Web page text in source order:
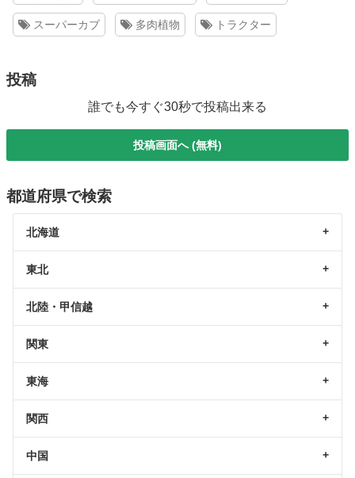
スーパーカブ 多肉植物 トラクター
投稿
誰でも今すぐ30秒で投稿出来る
投稿画面へ (無料)
都道府県で検索
北海道
東北
北陸・甲信越
関東
東海
関西
中国